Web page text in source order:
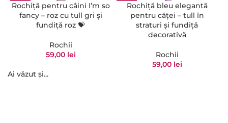
Rochiță pentru câini I’m so
fancy – roz cu tull gri și
fundiță roz 💝
Rochii
59,00 lei
Rochiță bleu elegantă
pentru căței – tull în
straturi și fundiță
decorativă
Rochii
59,00 lei
Ai văzut și...